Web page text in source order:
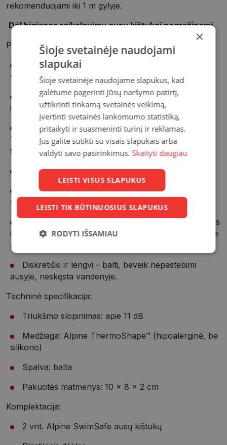
rekomenduojami iki 1 m gylyje.
Dėl higienos reikalavimų ausų kištukai negrąžinami.
Pagrindinės savybės:
Apsauga nuo vandens ir uždegimų – sulaiko
vandenį, sumažina ausų infekcijų riziką.
Natūralus aplinkos girdėjimas – specialūs filtrai
išlaiko kalbos ir kitų garsų skaidrumą.
Patogus prigludimas – inovatyviAlpine
ThermoShape™ medžiaga prisitaiko prie ausies
formos.
Be silikono – hipoalergiški, saugūs jautriai odai.
Daugkartinio naudojimo – lengvai išvalomi šiltu
vandeniu ir muilu.
Lengvai transportuojami – komplekte esantis dėklas
ir mini „Alpine Miniboxx“ indelis patogiai telpa krepšyje
ar gali būti prisegtas prie raktų.
Diskretiški ir lengvi – balti, beveik nepastebimi
ausyje, neskęsta vandenyje.
Techninė specifikacija:
Triukšmo slopinimas: apie 11 dB
Medžiaga: Alpine ThermoShape™ (hipoalerginė, be
silikono)
Spalva: balta
Pakuotės matmenys: 10 × 8 × 2 cm
Komplektacija:
2 vnt. Alpine SwimSafe ausų kištukų
×
Šioje svetainėje naudojami
slapukai
Šioje svetainėje naudojame slapukus, kad
galėtume pagerinti Jūsų naršymo patirtį,
užtikrinti tinkamą svetainės veikimą,
įvertinti svetainės lankomumo statistiką,
pritaikyti ir suasmeninti turinį ir reklamas.
Jūs galite sutikti su visais slapukais arba
valdyti savo pasirinkimus. Skaityti daugiau
LEISTI VISUS SLAPUKUS
LEISTI TIK BŪTINUOSIUS SLAPUKUS
RODYTI IŠSAMIAU
Būtinieji
slapukai
Statistikos
slapukai
Rinkodaros
slapukai
Funkciniai
Šie slapukai yra būtini, kad galėtumėte naršyti